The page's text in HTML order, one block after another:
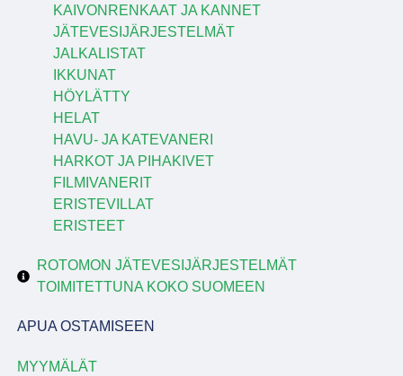
KAIVONRENKAAT JA KANNET
JÄTEVESIJÄRJESTELMÄT
JALKALISTAT
IKKUNAT
HÖYLÄTTY
HELAT
HAVU- JA KATEVANERI
HARKOT JA PIHAKIVET
FILMIVANERIT
ERISTEVILLAT
ERISTEET
ROTOMON JÄTEVESIJÄRJESTELMÄT
TOIMITETTUNA KOKO SUOMEEN
APUA OSTAMISEEN
MYYMÄLÄT